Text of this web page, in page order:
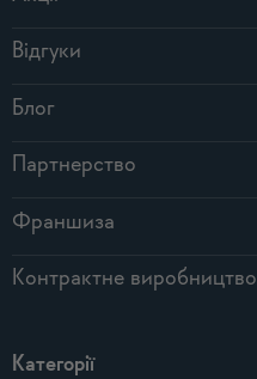
Відгуки
Блог
Партнерство
Франшиза
Контрактне виробництво
Категорії